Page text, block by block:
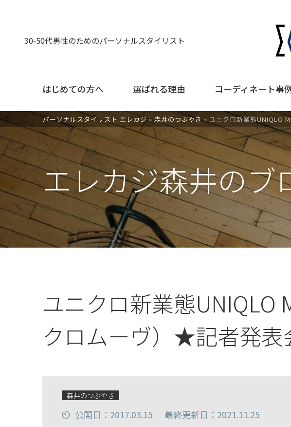
30-50代男性のためのパーソナルスタイリスト
はじめての方へ 選ばれる理由 コーディネート事
エレカジ森井のブ
パーソナルスタイリスト エレカジ»森井のつぶやき» ユニクロ新業態UNIQLO
ユニクロ新業態UNIQLO
クロムーヴ）★記者発表
森井のつぶやき
公開日：2017.03.15 最終更新日：2021.11.25